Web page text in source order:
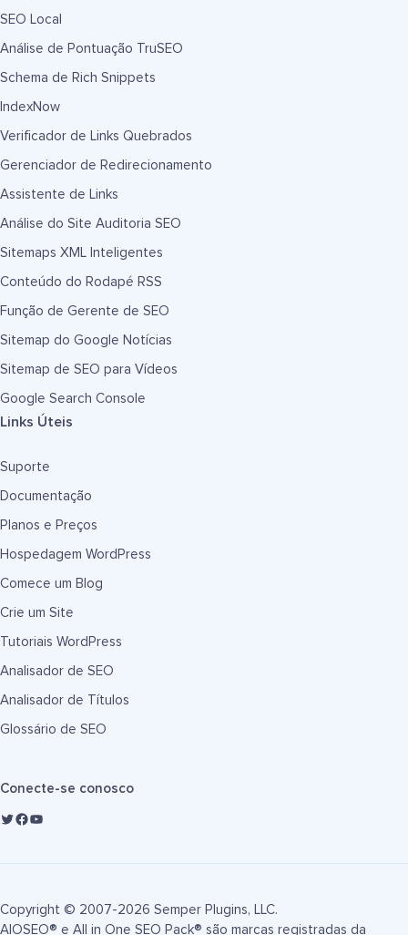
SEO Local
Análise de Pontuação TruSEO
Schema de Rich Snippets
IndexNow
Verificador de Links Quebrados
Gerenciador de Redirecionamento
Assistente de Links
Análise do Site Auditoria SEO
Sitemaps XML Inteligentes
Conteúdo do Rodapé RSS
Função de Gerente de SEO
Sitemap do Google Notícias
Sitemap de SEO para Vídeos
Google Search Console
Links Úteis
Suporte
Documentação
Planos e Preços
Hospedagem WordPress
Comece um Blog
Crie um Site
Tutoriais WordPress
Analisador de SEO
Analisador de Títulos
Glossário de SEO
Conecte-se conosco
Copyright © 2007-2026 Semper Plugins, LLC.
AIOSEO® e All in One SEO Pack® são marcas registradas da